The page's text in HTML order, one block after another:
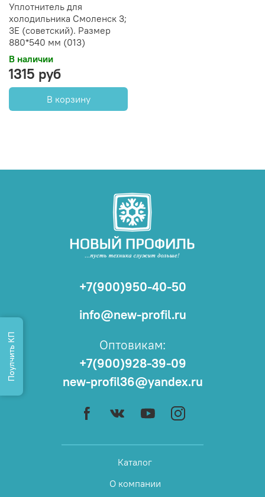
Уплотнитель для
холодильника Смоленск 3;
3Е (советский). Размер
880*540 мм (013)
В наличии
1315 руб
В корзину
Каталог
О компании
+7(900)950-40-50
info@new-profil.ru
Оптовикам:
+7(900)928-39-09
new-profil36@yandex.ru
Поулчить КП